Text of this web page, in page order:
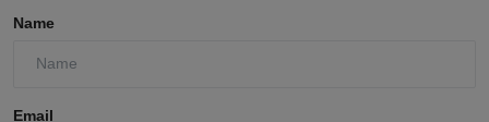
Name
Email